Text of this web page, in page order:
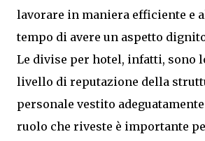
lavorare in maniera efficiente e
tempo di avere un aspetto
Le divise per hotel, infatti, sono
livello di reputazione della
personale vestito
ruolo che riveste è importante